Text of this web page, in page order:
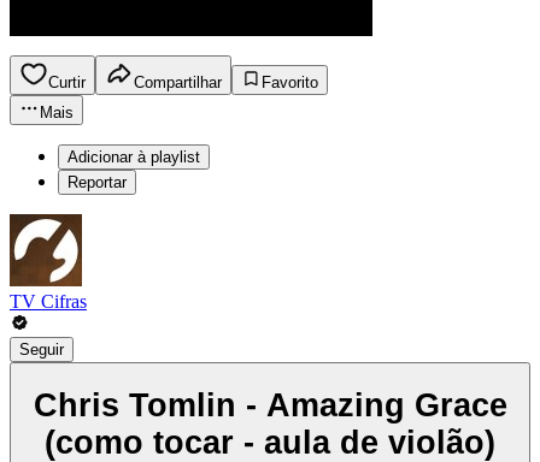
Curtir Compartilhar
Favorito
Mais
Adicionar à playlist
Reportar
TV Cifras
Seguir
Chris Tomlin - Amazing Grace
(como tocar - aula de violão)